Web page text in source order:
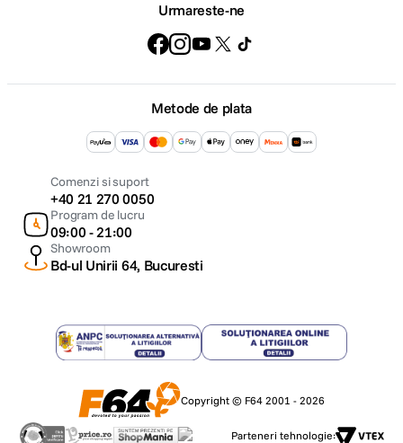
Urmareste-ne
Metode de plata
Comenzi si suport
+40 21 270 0050
Program de lucru
09:00 - 21:00
Showroom
Bd-ul Unirii 64, Bucuresti
Copyright © F64 2001 - 2026
Parteneri tehnologie: